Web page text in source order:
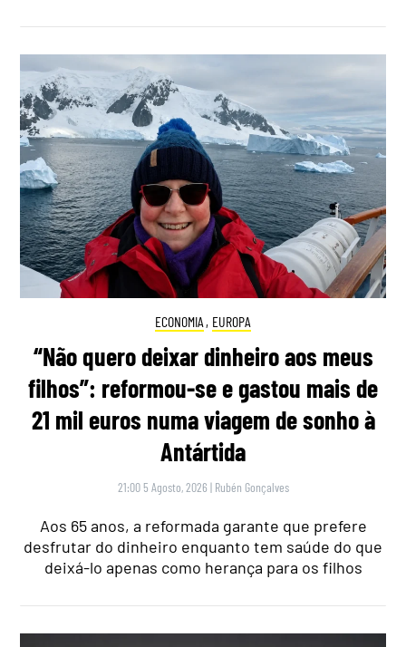
ECONOMIA , EUROPA
“Não quero deixar dinheiro aos meus
filhos”: reformou-se e gastou mais de
21 mil euros numa viagem de sonho à
Antártida
21:00 5 Agosto, 2026 | Rubén Gonçalves
Aos 65 anos, a reformada garante que prefere
desfrutar do dinheiro enquanto tem saúde do que
deixá-lo apenas como herança para os filhos